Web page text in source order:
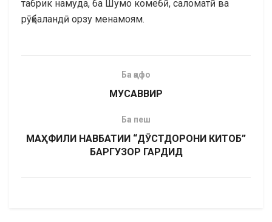
табрик намуда, ба Шумо комёбӣ, саломатӣ ва
рӯҳбаландӣ орзу менамоям.
Ба қафо
МУСАВВИР
Ба пеш
МАҲФИЛИ НАВБАТИИ “ДӮСТДОРОНИ КИТОБ”
БАРГУЗОР ГАРДИД